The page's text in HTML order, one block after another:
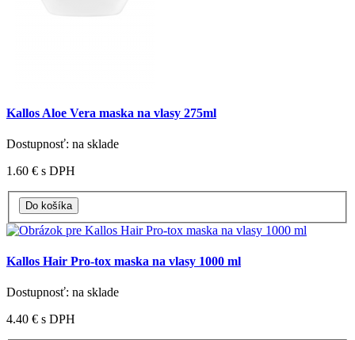
Kallos Aloe Vera maska na vlasy 275ml
Dostupnosť: na sklade
1.60 € s DPH
Kallos Hair Pro-tox maska na vlasy 1000 ml
Dostupnosť: na sklade
4.40 € s DPH